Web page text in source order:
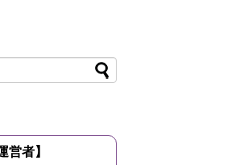
営者】